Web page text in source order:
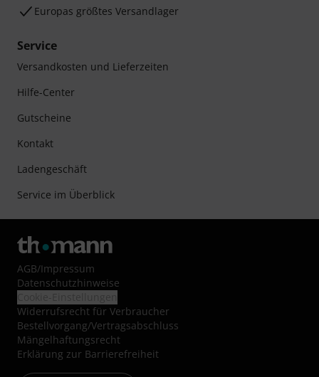
Europas größtes Versandlager
Service
Versandkosten und Lieferzeiten
Hilfe-Center
Gutscheine
Kontakt
Ladengeschäft
Service im Überblick
AGB/Impressum
Datenschutzhinweise
Widerrufsrecht für Verbraucher
Bestellvorgang/Vertragsabschluss
Mängelhaftungsrecht
Erklärung zur Barrierefreiheit